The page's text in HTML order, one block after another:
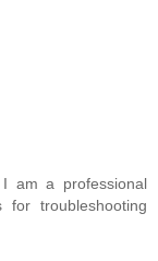
am a professional
troubleshooting